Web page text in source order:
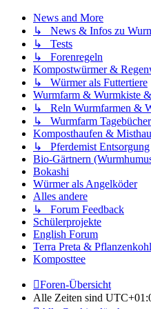
News and More
↳ News & Infos zu
↳ Tests
↳ Forenregeln
Kompostwürmer &
↳ Würmer als Futtertiere
Wurmfarm & Wurmkiste
↳ Reln Wurmfarmen &
↳ Wurmfarm Tagebücher
Komposthaufen &
↳ Pferdemist Entsorgung
Bio-Gärtnern
Bokashi
Würmer als Angelköder
Alles andere
↳ Forum Feedback
Schülerprojekte
English Forum
Terra Preta &
Komposttee
Foren-Übersicht
Alle Zeiten sind